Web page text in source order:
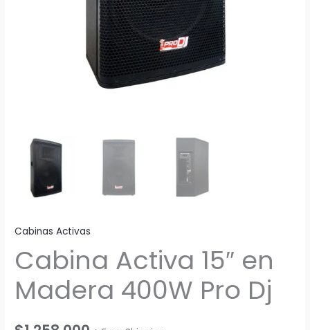
Cabinas Activas
Cabina Activa 15″ en
Madera 400W Pro Dj